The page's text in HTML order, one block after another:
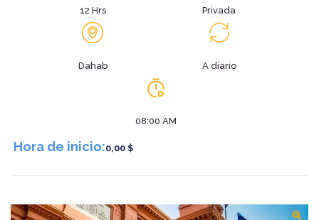
12 Hrs Privada
Dahab A diario
08:00 AM
Hora de inicio:0,00 $